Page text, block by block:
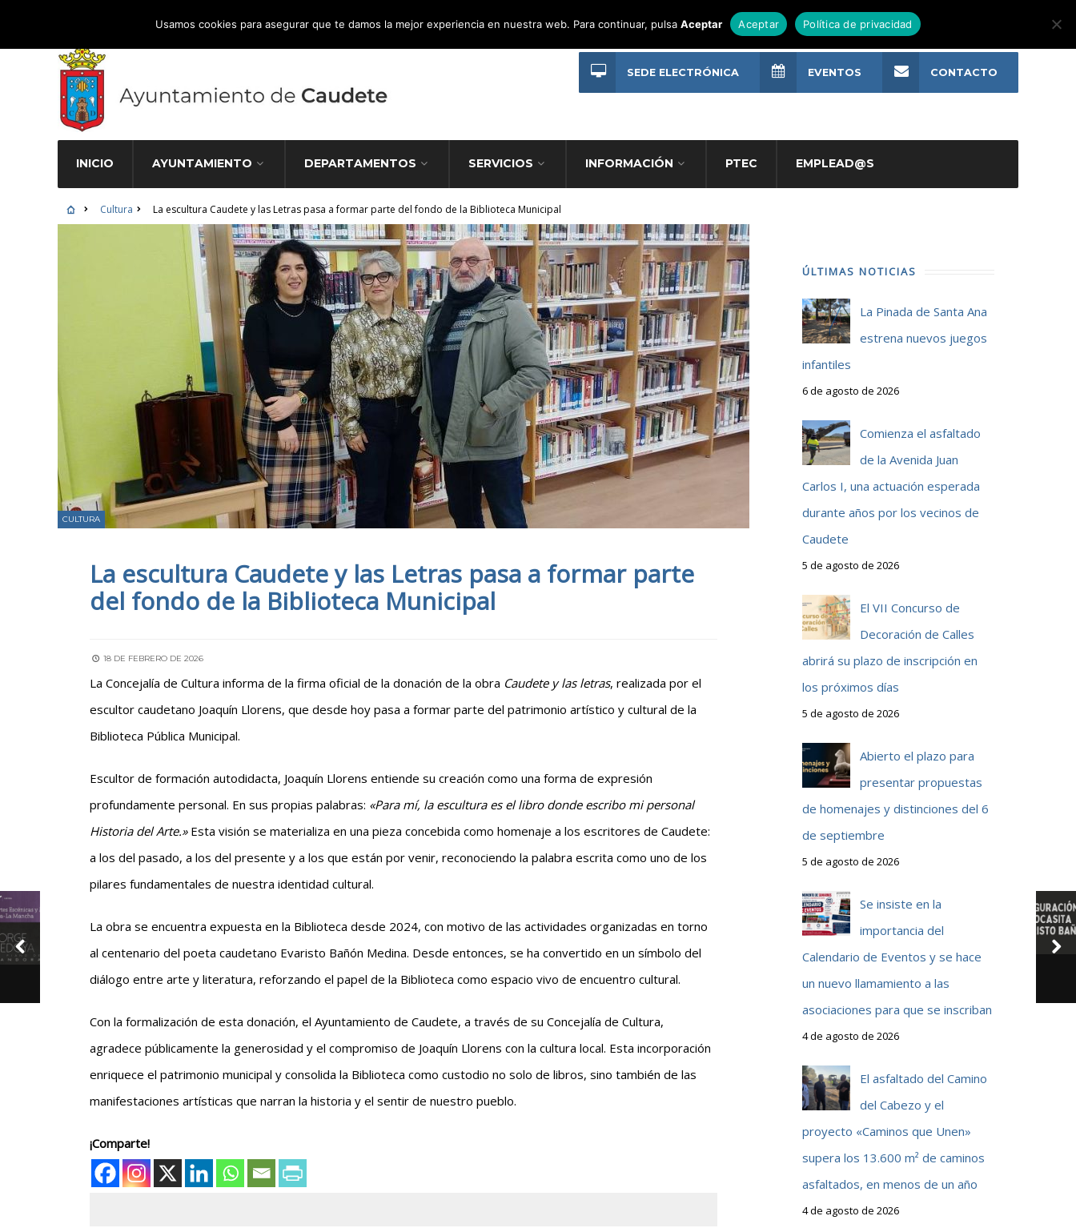
Atención Ciudadana 965 827 000
INICIO AYUNTAMIENTO DEPARTAMENTOS SERVICIOS INFORMACIÓN PTEC EMPLEAD@S
SEDE ELECTRÓNICA EVENTOS CONTACTO
Cultura La escultura Caudete y las Letras pasa a formar parte del fondo de la Biblioteca Municipal
CULTURA
La escultura Caudete y las Letras pasa a formar parte
del fondo de la Biblioteca Municipal
18 DE FEBRERO DE 2026
La Concejalía de Cultura informa de la firma oficial de la donación de la obra Caudete y las letras, realizada por el
escultor caudetano Joaquín Llorens, que desde hoy pasa a formar parte del patrimonio artístico y cultural de la
Biblioteca Pública Municipal.
Escultor de formación autodidacta, Joaquín Llorens entiende su creación como una forma de expresión
profundamente personal. En sus propias palabras: «Para mí, la escultura es el libro donde escribo mi personal
Historia del Arte.»Esta visión se materializa en una pieza concebida como homenaje a los escritores de Caudete:
a los del pasado, a los del presente y a los que están por venir, reconociendo la palabra escrita como uno de los
pilares fundamentales de nuestra identidad cultural.
La obra se encuentra expuesta en la Biblioteca desde 2024, con motivo de las actividades organizadas en torno
al centenario del poeta caudetano Evaristo Bañón Medina. Desde entonces, se ha convertido en un símbolo del
diálogo entre arte y literatura, reforzando el papel de la Biblioteca como espacio vivo de encuentro cultural.
Con la formalización de esta donación, el Ayuntamiento de Caudete, a través de su Concejalía de Cultura,
agradece públicamente la generosidad y el compromiso de Joaquín Llorens con la cultura local. Esta incorporación
enriquece el patrimonio municipal y consolida la Biblioteca como custodio no solo de libros, sino también de las
manifestaciones artísticas que narran la historia y el sentir de nuestro pueblo.
¡Comparte!
ÚLTIMAS NOTICIAS
La Pinada de Santa Ana
estrena nuevos juegos
infantiles
6 de agosto de 2026
Comienza el asfaltado
de la Avenida Juan
Carlos I, una actuación esperada
durante años por los vecinos de
Caudete
5 de agosto de 2026
El VII Concurso de
Decoración de Calles
abrirá su plazo de inscripción en
los próximos días
5 de agosto de 2026
Abierto el plazo para
presentar propuestas
de homenajes y distinciones del 6
de septiembre
5 de agosto de 2026
Se insiste en la
importancia del
Calendario de Eventos y se hace
un nuevo llamamiento a las
asociaciones para que se inscriban
4 de agosto de 2026
El asfaltado del Camino
del Cabezo y el
proyecto «Caminos que Unen»
supera los 13.600 m² de caminos
asfaltados, en menos de un año
4 de agosto de 2026
Usamos cookies para asegurar que te damos la mejor experiencia en nuestra web. Para continuar, pulsaAceptar Aceptar Política de privacidad